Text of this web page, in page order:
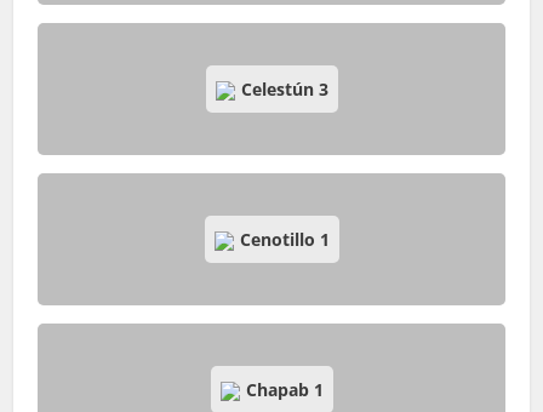
Celestún 3
Cenotillo 1
Chapab 1